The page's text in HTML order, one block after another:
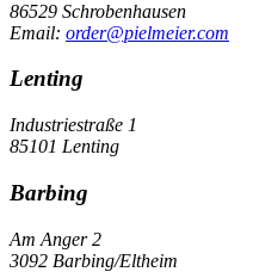
86529 Schrobenhausen
Email: order@pielmeier.com
Lenting
Industriestraße 1
85101 Lenting
Barbing
Am Anger 2
3092 Barbing/Eltheim